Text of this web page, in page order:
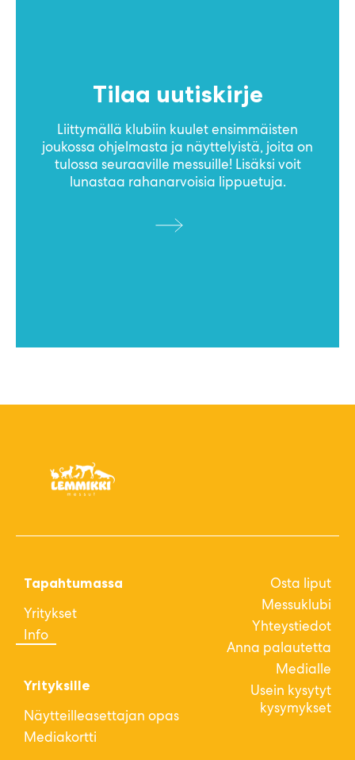
Tilaa uutiskirje
Liittymällä klubiin kuulet ensimmäisten
joukossa ohjelmasta ja näyttelyistä, joita on
tulossa seuraaville messuille! Lisäksi voit
lunastaa rahanarvoisia lippuetuja.
Test
Tapahtumassa
Yritykset
Info
Yrityksille
Näytteilleasettajan opas
Mediakortti
Osta liput
Messuklubi
Yhteystiedot
Anna palautetta
Medialle
Usein kysytyt
kysymykset